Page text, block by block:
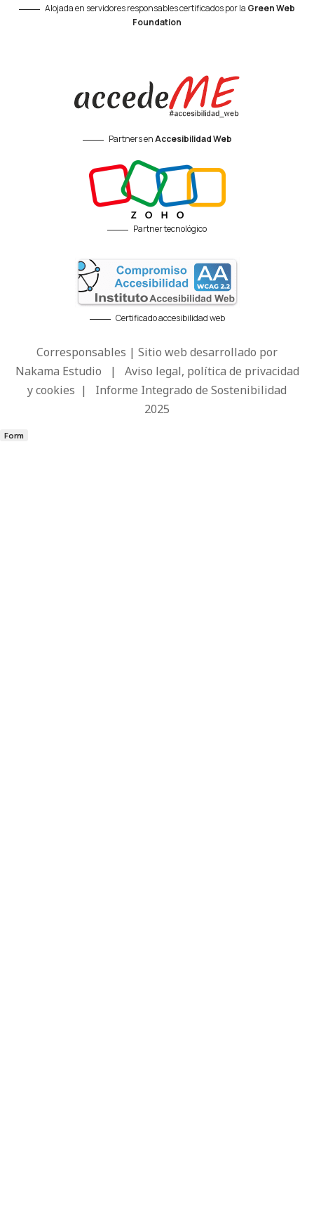
Alojada en servidores responsables certificados por la Green Web
Foundation
Partners enAccesibilidad Web
Partner tecnológico
Certificado accesibilidad web
Corresponsables | Sitio web desarrollado por
Nakama Estudio | Aviso legal, política de privacidad
y cookies | Informe Integrado de Sostenibilidad
2025
Form